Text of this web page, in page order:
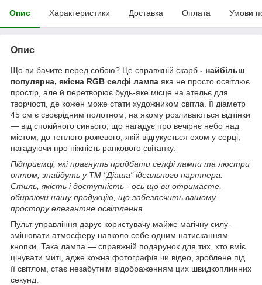
Опис Характеристики Доставка Оплата Умови
Опис
Що ви бачите перед собою? Це справжній скарб - найбільш
популярна, якісна RGB селфі лампа яка не просто освітлює
простір, але й перетворює будь-яке місце на ательє для
творчості, де кожен може стати художником світла. Її діаметр
45 см є своєрідним полотном, на якому розливаються відтінки
— від спокійного синього, що нагадує про вечірнє небо над
містом, до теплого рожевого, якій відгукується ехом у серці,
нагадуючи про ніжність ранкового світанку.
Підприємці, які прагнуть придбати селфі лампи та люстри
оптом, знайдуть у ТМ "Діаша" ідеального партнера.
Стиль, якість і доступність - ось що ви отримаєте,
обираючи нашу продукцію, що забезпечить вашому
простору елегантне освітлення.
Пульт управління дарує користувачу майже магічну силу —
змінювати атмосферу навколо себе одним натисканням
кнопки. Така лампа — справжній подарунок для тих, хто вміє
цінувати миті, адже кожна фотографія чи відео, зроблене під
її світлом, стає незабутнім відображенням цих швидкоплинних
секунд.